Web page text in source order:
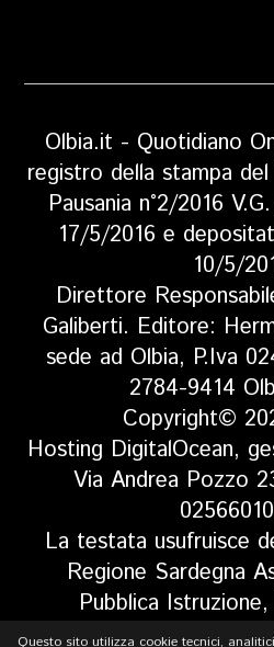
Olbia.it - Quotidiano
registro della stampa
Pausania n°2/2016
17/5/2016 e
10/5/
Direttore
Galiberti. Editore:
sede ad Olbia, P.Iva
2784-9414
Copyright©
Hosting DigitalOcean,
Via Andrea Pozzo
La testata usufruisce
Regione Sardegna
Pubblica
Informazione,
Questo sito utilizza cookie tecnici,